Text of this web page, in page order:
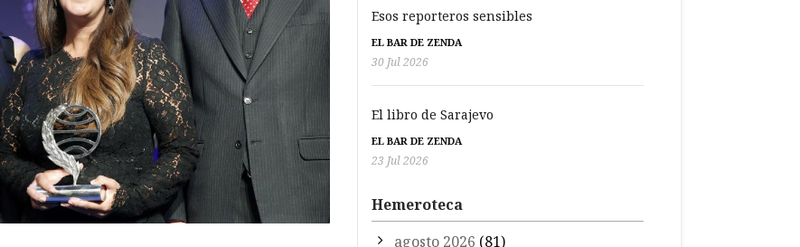
Esos reporteros sensibles
EL BAR DE ZENDA
30 Jul 2026
El libro de Sarajevo
EL BAR DE ZENDA
23 Jul 2026
Hemeroteca
agosto 2026 (81)